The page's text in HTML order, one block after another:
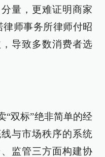
量，更难证明商家
师事务所律师付昭
导致多数消费者选
“双标”绝非简单的经
与市场秩序的系统
监管三方面构建协